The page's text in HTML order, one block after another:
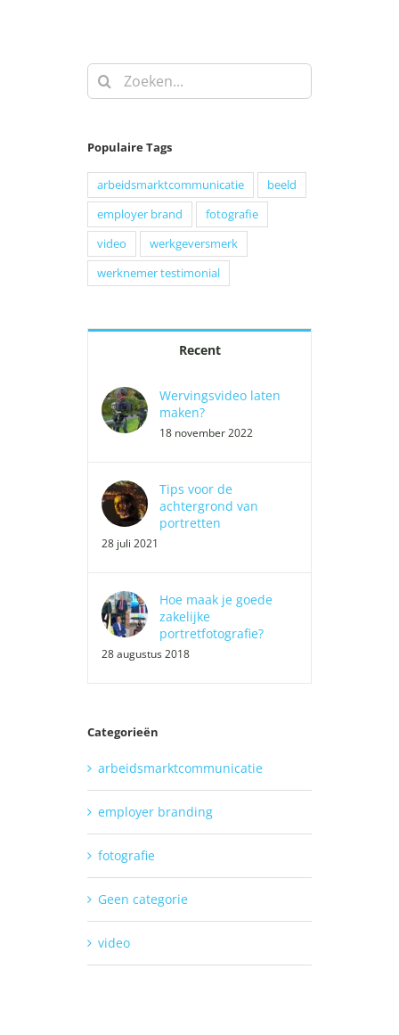
Zoeken
naar:
Populaire Tags
arbeidsmarktcommunicatie
beeld
employer brand
fotografie
video
werkgeversmerk
werknemer testimonial
Recent
Wervingsvideo laten
maken?
18 november 2022
Tips voor de
achtergrond van
portretten
28 juli 2021
Hoe maak je goede
zakelijke
portretfotografie?
28 augustus 2018
Categorieën
arbeidsmarktcommunicatie
employer branding
fotografie
Geen categorie
video